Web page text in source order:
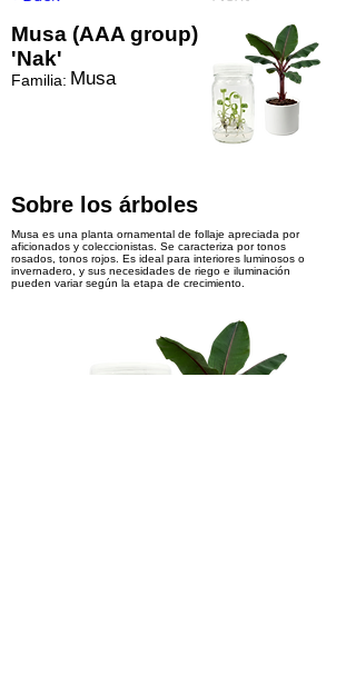
Musa (AAA group)
'Nak'
Familia: Musa
Sobre los árboles
Musa es una planta ornamental de follaje apreciada por
aficionados y coleccionistas. Se caracteriza por tonos
rosados, tonos rojos. Es ideal para interiores luminosos o
invernadero, y sus necesidades de riego e iluminación
pueden variar según la etapa de crecimiento.